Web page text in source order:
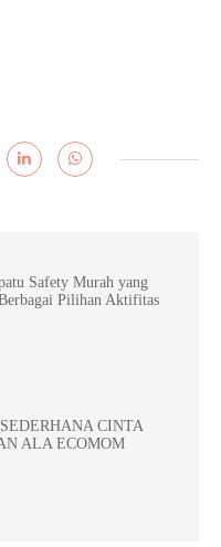
Safety Murah yang
Pilihan Aktifitas
CINTA
ALA ECOMOM